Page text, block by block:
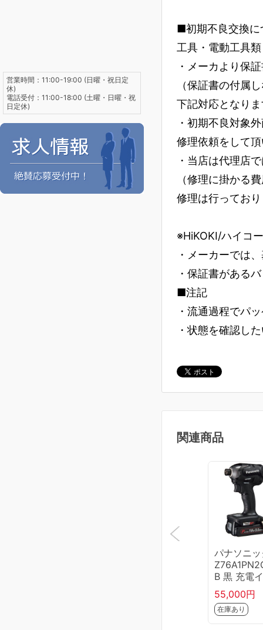
■初期不良交換に
工具・電動工具
・メーカより保
（保証書の付属
下記対応となり
・初期不良対象
修理依頼をして
・当店は代理店
（修理に掛かる
修理は行ってお
※HiKOKI/ハイコ
・メーカーでは
・保証書がある
■注記
・流通過程でパ
・状態を確認し
関連商品
パナソニ
B 黒 充電
パクトド
バー
V (18V電
個、充電
55,000円
在庫あり
営業時間：11:00-19:00 (日曜・祝日定
休)
電話受付：11:00-18:00 (土曜・日曜・祝
日定休)